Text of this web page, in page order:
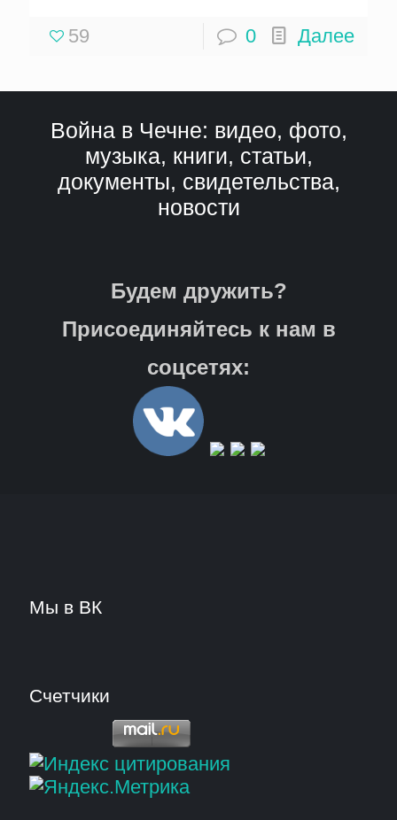
59 0 Далее
Война в Чечне: видео, фото,
музыка, книги, статьи,
документы, свидетельства,
новости
Будем дружить?
Присоединяйтесь к нам в
соцсетях:
Мы в ВК
Счетчики